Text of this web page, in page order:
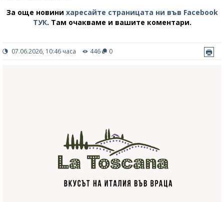
За още новини харесайте страницата ни във Facebook
ТУК. Там очакваме и вашите коментари.
07.06.2026, 10:46 часа 446 0